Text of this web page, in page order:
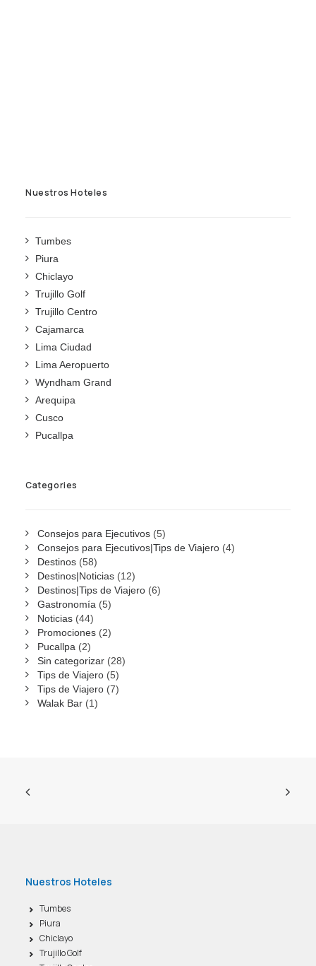
Nuestros Hoteles
Tumbes
Piura
Chiclayo
Trujillo Golf
Trujillo Centro
Cajamarca
Lima Ciudad
Lima Aeropuerto
Wyndham Grand
Arequipa
Cusco
Pucallpa
Categories
Consejos para Ejecutivos (5)
Consejos para Ejecutivos|Tips de Viajero (4)
Destinos (58)
Destinos|Noticias (12)
Destinos|Tips de Viajero (6)
Gastronomía (5)
Noticias (44)
Promociones (2)
Pucallpa (2)
Sin categorizar (28)
Tips de Viajero (5)
Tips de Viajero (7)
Walak Bar (1)
Nuestros Hoteles
Tumbes
Piura
Chiclayo
Trujillo Golf